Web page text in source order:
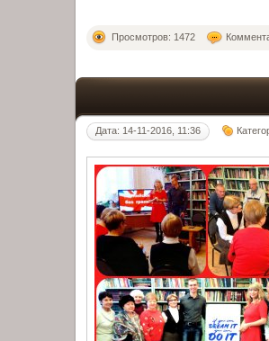
Просмотров: 1472
Дата: 14-11-2016, 11:36